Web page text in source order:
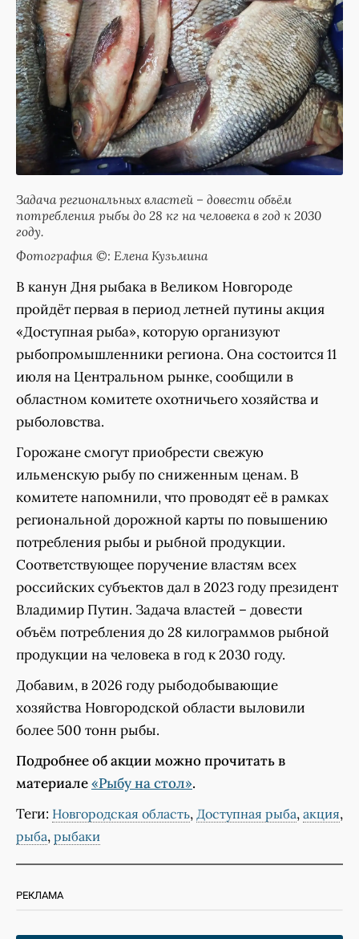
Задача региональных властей – довести объём
потребления рыбы до 28 кг на человека в год к 2030
году.
Фотография ©: Елена Кузьмина
В канун Дня рыбака в Великом Новгороде
пройдёт первая в период летней путины акция
«Доступная рыба», которую организуют
рыбопромышленники региона. Она состоится 11
июля на Центральном рынке, сообщили в
областном комитете охотничьего хозяйства и
рыболовства.
Горожане смогут приобрести свежую
ильменскую рыбу по сниженным ценам. В
комитете напомнили, что проводят её в рамках
региональной дорожной карты по повышению
потребления рыбы и рыбной продукции.
Соответствующее поручение властям всех
российских субъектов дал в 2023 году президент
Владимир Путин. Задача властей – довести
объём потребления до 28 килограммов рыбной
продукции на человека в год к 2030 году.
Добавим, в 2026 году рыбодобывающие
хозяйства Новгородской области выловили
более 500 тонн рыбы.
Подробнее об акции можно прочитать в
материале«Рыбу на стол».
Теги: Новгородская область, Доступная рыба, акция,
рыба, рыбаки
РЕКЛАМА